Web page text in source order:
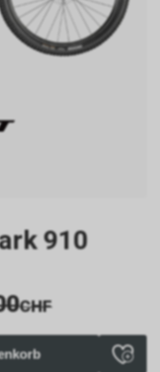
910
CHF